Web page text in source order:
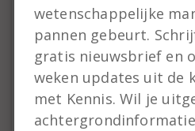
eten. Als ze
zuur staan dan
stukje wortel
uitkomen. Laat
geval een weekje
wetenschappelijke
pannen gebeurt.
gratis nieuwsbrief en
weken updates uit de
met Kennis. Wil je